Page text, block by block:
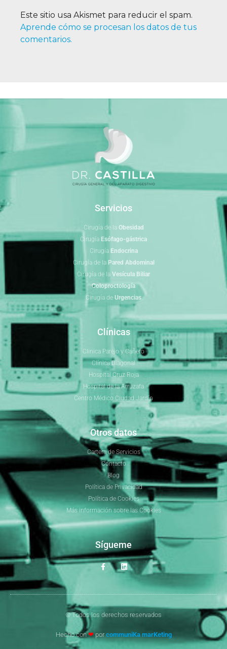
Este sitio usa Akismet para reducir el spam.
Aprende cómo se procesan los datos de tus
comentarios.
Servicios
Cirugía de la Obesidad
Cirugía Esófago-gástrica
Cirugía Endocrina
Cirugía de la Pared Abdominal
Cirugía de la Vesícula Biliar
Coloproctología
Cirugía de Urgencias
Clínicas
Clinica Parejo y Cañero
Clínica Diagonal
Hospital Cruz Roja
Hospital de la Arruzafa
Centro Médico Ciudad Jardín
Otros datos
Cartera de Servicios
Contacto
Blog
Política de Privacidad
Política de Cookies
Más información sobre las Cookies
Sígueme
© Todos los derechos reservados
Hecho con❤ porcommuniKa marKeting